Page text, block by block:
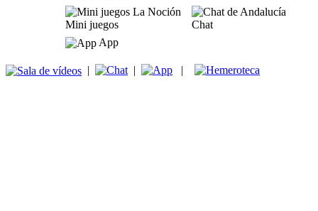
Mini juegos
Chat
App
| | |